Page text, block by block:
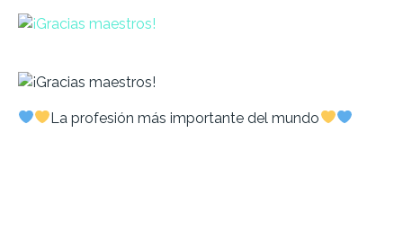
La profesión más importante del mundo